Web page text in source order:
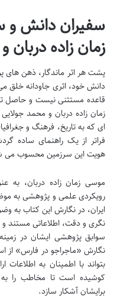
سفیران دانش و
زمان زاده دربان
پشت هر اثر ماندگار، ذهن های
دانش خود، اثری جاودانه خلق
قاعده مستثنی نیست و حاصل
زمان زاده دربان و محمد
ای که به تاریخ، فرهنگ و
فراتر از یک راهنمای ساده
هویت این سرزمین محسوب می
موسی زمان زاده دربان، به
رویکردی علمی و پژوهشی به
ایران، در نگارش این کتاب به
نگری و دقت، اطلاعاتی مستند و
سوابق پژوهشی ایشان در
نگارش «ماجراجو در فارس» از
بتواند با اطمینان به اطلاعات
کوشیده است تا مخاطب را به
برایشان آشکار سازد.